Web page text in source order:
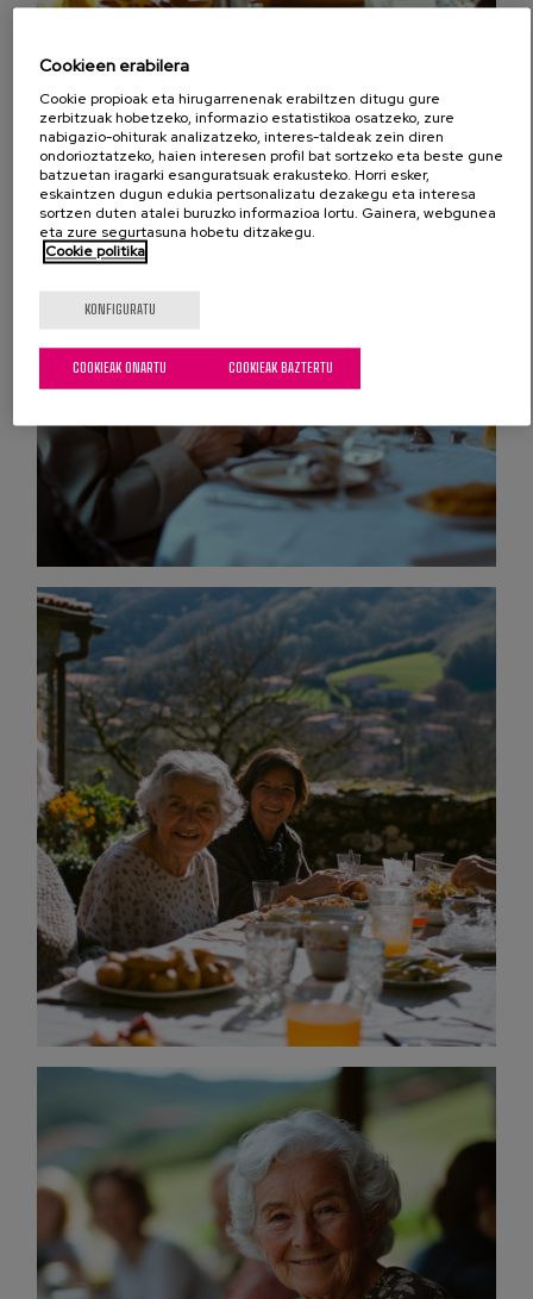
Cookieen erabilera
Cookie propioak eta hirugarrenenak erabiltzen ditugu gure
zerbitzuak hobetzeko, informazio estatistikoa osatzeko, zure
nabigazio-ohiturak analizatzeko, interes-taldeak zein diren
ondorioztatzeko, haien interesen profil bat sortzeko eta beste gune
batzuetan iragarki esanguratsuak erakusteko. Horri esker,
eskaintzen dugun edukia pertsonalizatu dezakegu eta interesa
sortzen duten atalei buruzko informazioa lortu. Gainera, webgunea
eta zure segurtasuna hobetu ditzakegu.
Cookie politika
KONFIGURATU
COOKIEAK BAZTERTU
COOKIEAK ONARTU